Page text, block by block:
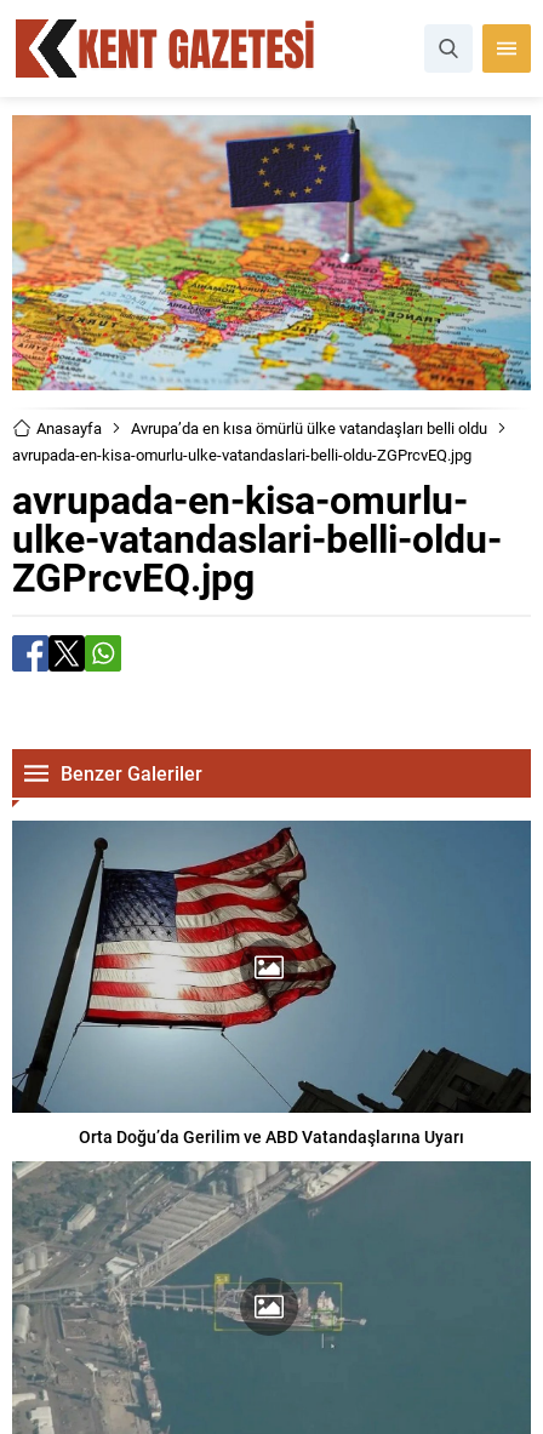
Anasayfa
Avrupa’da en kısa ömürlü ülke vatandaşları belli oldu
avrupada-en-kisa-omurlu-ulke-vatandaslari-belli-oldu-ZGPrcvEQ.jpg
avrupada-en-kisa-omurlu-
ulke-vatandaslari-belli-oldu-
ZGPrcvEQ.jpg
Benzer Galeriler
Orta Doğu’da Gerilim ve ABD Vatandaşlarına Uyarı